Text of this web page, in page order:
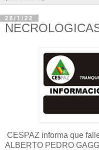
28/1/22
CESPAZ informa que
ALBERTO PEDRO